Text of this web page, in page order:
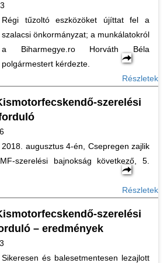
Régi tűzoltó eszközöket újíttat fel a
szalacsi önkormányzat; a munkálatokról
a Biharmegye.ro Horváth Béla
polgármestert kérdezte.
Részletek
szerelési
2018. augusztus 4-én, Csepregen zajlik
szerelési bajnokság következő, 5.
Részletek
szerelési
– eredmények
Sikeresen és balesetmentesen lezajlott